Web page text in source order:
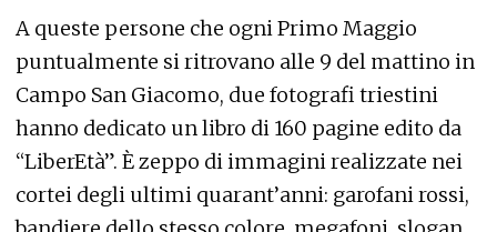
A queste persone che ogni Primo Maggio
puntualmente si ritrovano alle 9 del mattino in
Campo San Giacomo, due fotografi triestini
hanno dedicato un libro di 160 pagine edito da
“LiberEtà”. È zeppo di immagini realizzate nei
cortei degli ultimi quarant’anni: garofani rossi,